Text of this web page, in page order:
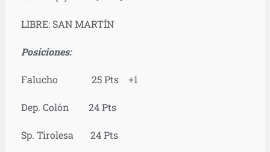
LIBRE: SAN MARTÍN
Posiciones:
Falucho 25 Pts +1
Dep. Colón 24 Pts
Sp. Tirolesa 24 Pts